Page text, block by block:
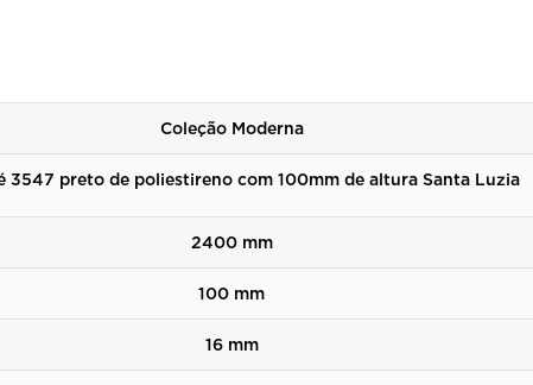
Coleção Moderna
3547 preto de poliestireno com 100mm de altura Santa Luzia
2400 mm
100 mm
16 mm